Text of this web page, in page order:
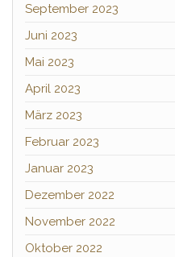
September 2023
Juni 2023
Mai 2023
April 2023
März 2023
Februar 2023
Januar 2023
Dezember 2022
November 2022
Oktober 2022